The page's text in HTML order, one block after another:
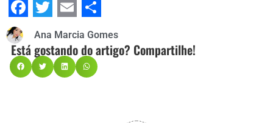
Facebook
Twitter
Email
Share
Ana Marcia Gomes
Está gostando do artigo? Compartilhe!